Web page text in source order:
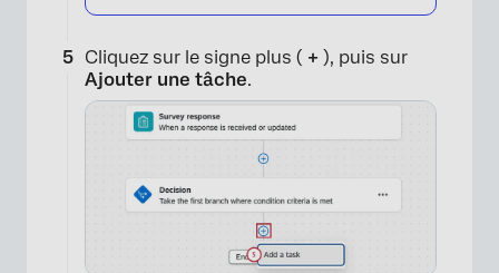
Cliquez sur le signe plus ( + ), puis sur
Ajouter une tâche.